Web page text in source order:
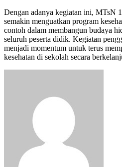
Dengan adanya kegiatan ini, MTsN
semakin menguatkan program
contoh dalam membangun budaya
seluruh peserta didik. Kegiatan
menjadi momentum untuk terus
kesehatan di sekolah secara